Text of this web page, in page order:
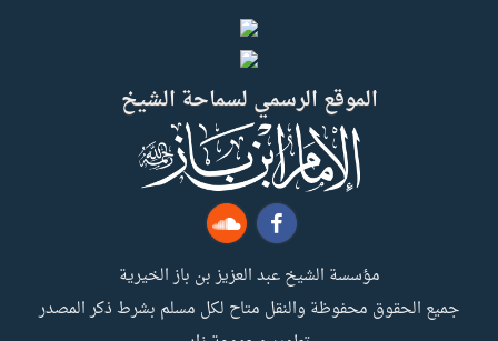
الموقع الرسمي لسماحة الشيخ
مؤسسة الشيخ عبد العزيز بن باز الخيرية
جميع الحقوق محفوظة والنقل متاح لكل مسلم بشرط ذكر المصدر